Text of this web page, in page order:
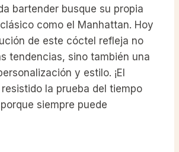
bartender busque su propia
como el Manhattan. Hoy
de este cóctel refleja no
tendencias, sino también una
y estilo. ¡El
la prueba del tiempo
siempre puede